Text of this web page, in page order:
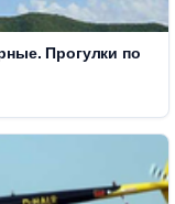
Прогулки по